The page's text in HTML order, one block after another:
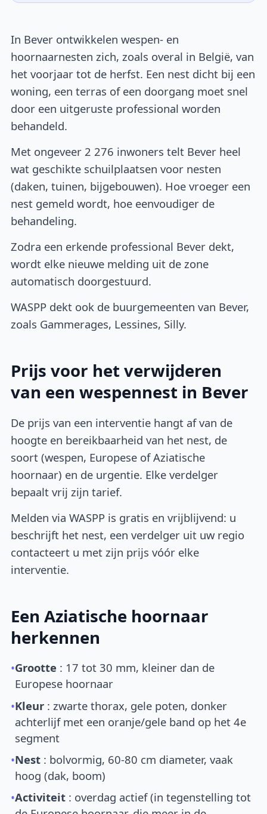
In Bever ontwikkelen wespen- en
hoornaarnesten zich, zoals overal in België, van
het voorjaar tot de herfst. Een nest dicht bij een
woning, een terras of een doorgang moet snel
door een uitgeruste professional worden
behandeld.
Met ongeveer 2 276 inwoners telt Bever heel
wat geschikte schuilplaatsen voor nesten
(daken, tuinen, bijgebouwen). Hoe vroeger een
nest gemeld wordt, hoe eenvoudiger de
behandeling.
Zodra een erkende professional Bever dekt,
wordt elke nieuwe melding uit de zone
automatisch doorgestuurd.
WASPP dekt ook de buurgemeenten van Bever,
zoals Gammerages, Lessines, Silly.
Prijs voor het verwijderen
van een wespennest in Bever
De prijs van een interventie hangt af van de
hoogte en bereikbaarheid van het nest, de
soort (wespen, Europese of Aziatische
hoornaar) en de urgentie. Elke verdelger
bepaalt vrij zijn tarief.
Melden via WASPP is gratis en vrijblijvend: u
beschrijft het nest, een verdelger uit uw regio
contacteert u met zijn prijs vóór elke
interventie.
Een Aziatische hoornaar
herkennen
•Grootte : 17 tot 30 mm, kleiner dan de
Europese hoornaar
•Kleur : zwarte thorax, gele poten, donker
achterlijf met een oranje/gele band op het 4e
segment
•Nest : bolvormig, 60-80 cm diameter, vaak
hoog (dak, boom)
•Activiteit : overdag actief (in tegenstelling tot